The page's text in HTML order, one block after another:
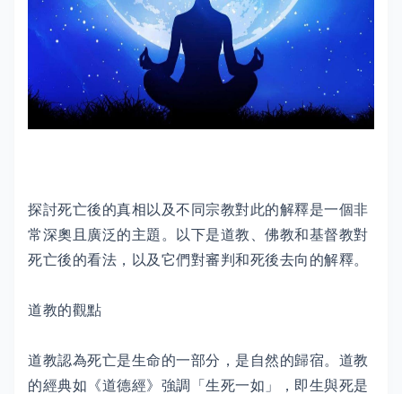
探討死亡後的真相以及不同宗教對此的解釋是一個非
常深奧且廣泛的主題。以下是道教、佛教和基督教對
死亡後的看法，以及它們對審判和死後去向的解釋。
道教的觀點
道教認為死亡是生命的一部分，是自然的歸宿。道教
的經典如《道德經》強調「生死一如」，即生與死是